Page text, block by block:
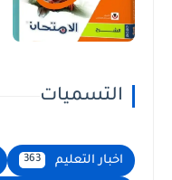
التسميات
اخبار التعليم 363